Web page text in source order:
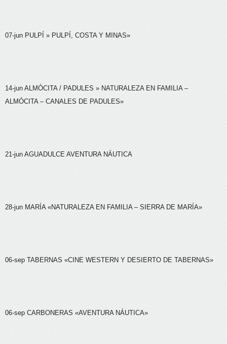
07-jun PULPÍ » PULPÍ, COSTA Y MINAS»
14-jun ALMÓCITA / PADULES » NATURALEZA EN FAMILIA –
ALMÓCITA – CANALES DE PADULES»
21-jun AGUADULCE AVENTURA NÁUTICA
28-jun MARÍA «NATURALEZA EN FAMILIA – SIERRA DE MARÍA»
06-sep TABERNAS «CINE WESTERN Y DESIERTO DE TABERNAS»
06-sep CARBONERAS «AVENTURA NÁUTICA»